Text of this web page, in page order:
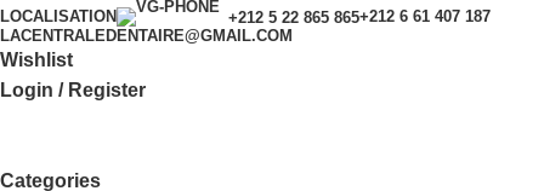
LOCALISATION +212 5 22 865 865+212 6 61 407 187
LACENTRALEDENTAIRE@GMAIL.COM
Wishlist
Login / Register
Categories